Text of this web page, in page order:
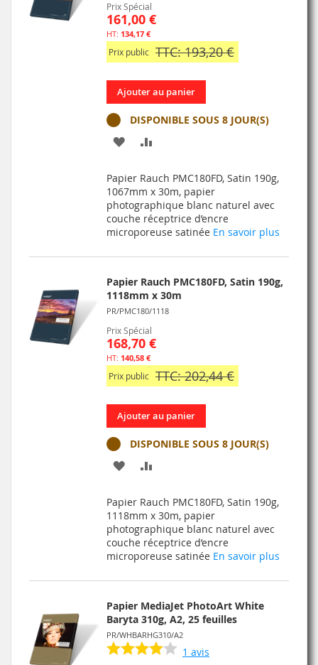
Prix Spécial
161,00 €
134,17 €
Prix public TTC: 193,20 €
Ajouter au panier
DISPONIBLE SOUS 8 JOUR(S)
AJOUTER
MA
LISTE
D’ENVIE
COMPARATEUR
Papier Rauch PMC180FD, Satin 190g,
1067mm x 30m, papier
photographique blanc naturel avec
couche réceptrice d’encre
microporeuse satinée En savoir plus
Papier Rauch PMC180FD, Satin 190g,
1118mm x 30m
PR/PMC180/1118
Prix Spécial
168,70 €
140,58 €
Prix public TTC: 202,44 €
Ajouter au panier
DISPONIBLE SOUS 8 JOUR(S)
AJOUTER
MA
LISTE
D’ENVIE
COMPARATEUR
Papier Rauch PMC180FD, Satin 190g,
1118mm x 30m, papier
photographique blanc naturel avec
couche réceptrice d’encre
microporeuse satinée En savoir plus
Papier MediaJet PhotoArt White
Baryta 310g, A2, 25 feuilles
PR/WHBARHG310/A2
1 avis